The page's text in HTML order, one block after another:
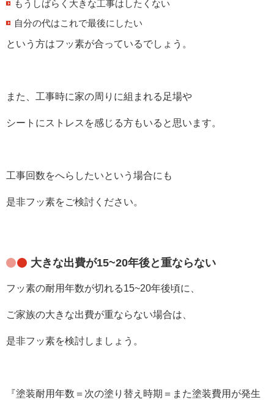
もうしばらく大きな工事はしたくない
自分の代はこれで最後にしたい
という方はフッ素が合っているでしょう。
また、工事時に家の周りに組まれる足場や
シートにストレスを感じる方もいると思います。
工事回数をへらしたいという場合にも
是非フッ素をご検討ください。
大きな出費が15~20年後と重ならない
フッ素の耐用年数が切れる15~20年後頃に、
ご家族の大きな出費が重ならない場合は、
是非フッ素を検討しましょう。
『塗装耐用年数＝次の塗り替え時期＝また塗装費用が発生